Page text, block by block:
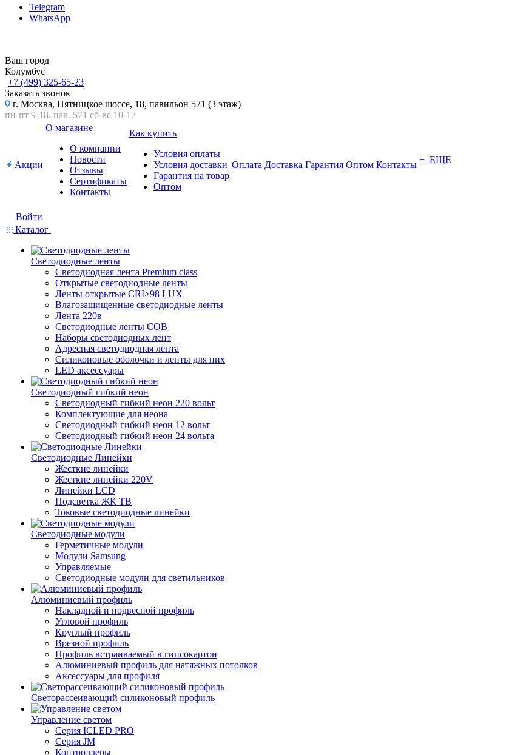
Telegram
WhatsApp
Ваш город
Колумбус
+7 (499) 325-65-23
Заказать звонок
г. Москва, Пятницкое шоссе, 18, павильон 571 (3 этаж)
пн-пт 9-18, пав. 571 сб-вс 10-17
Акции
О магазине
О компании
Новости
Отзывы
Сертификаты
Контакты
Как купить
Условия оплаты
Условия доставки
Гарантия на товар
Оптом
Оплата Доставка Гарантия Оптом Контакты + ЕЩЕ
Войти
Каталог
Светодиодные ленты
Светодиодная лента Premium class
Открытые светодиодные ленты
Ленты открытые CRI>98 LUX
Влагозащищенные светодиодные ленты
Лента 220в
Светодиодные ленты COB
Наборы светодиодных лент
Адресная светодиодная лента
Силиконовые оболочки и ленты для них
LED аксессуары
Светодиодный гибкий неон
Светодиодный гибкий неон 220 вольт
Комплектующие для неона
Светодиодный гибкий неон 12 вольт
Светодиодный гибкий неон 24 вольта
Светодиодные Линейки
Жесткие линейки
Жесткие линейки 220V
Линейки LCD
Подсветка ЖК ТВ
Токовые светодиодные линейки
Светодиодные модули
Герметичные модули
Модули Samsung
Управляемые
Светодиодные модули для светильников
Алюминиевый профиль
Накладной и подвесной профиль
Угловой профиль
Круглый профиль
Врезной профиль
Профиль встраиваемый в гипсокартон
Алюминиевый профиль для натяжных потолков
Аксессуары для профиля
Светорассеивающий силиконовый профиль
Управление светом
Серия ICLED PRO
Серия JM
Контроллеры